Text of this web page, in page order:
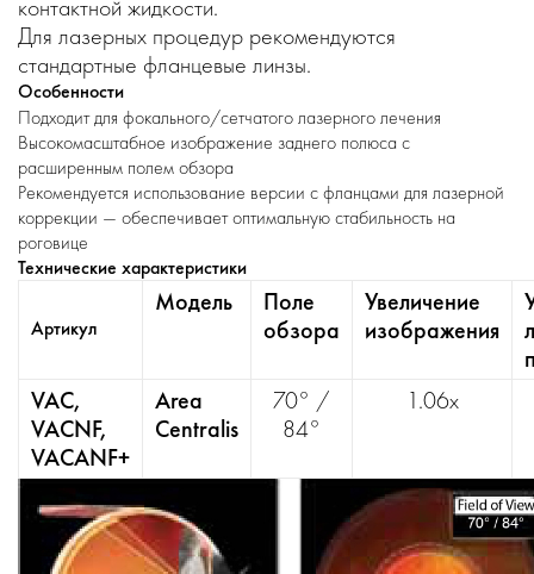
контактной жидкости.
Для лазерных процедур рекомендуются
стандартные фланцевые линзы.
Особенности
Подходит для фокального/сетчатого лазерного лечения
Высокомасштабное изображение заднего полюса с
расширенным полем обзора
Рекомендуется использование версии с фланцами для лазерной
коррекции — обеспечивает оптимальную стабильность на
роговице
Технические характеристики
Артикул
Модель
Поле
обзора
Увеличение
изображения
VAC,
VACNF,
VACANF+
Area
Centralis
70° /
84°
1.06x